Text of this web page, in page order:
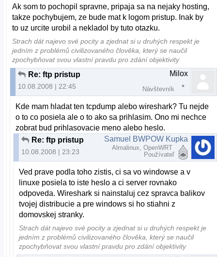
Ak som to pochopil spravne, pripaja sa na nejaky hosting,
takze pochybujem, ze bude mat k logom pristup. Inak by
to uz urcite urobil a nekladol by tuto otazku.
Strach dát najevo své pocity a zjednat si u druhých respekt je
jedním z problémů civilizovaného člověka, který se naučil
zpochybňovat svou vlastní pravdu pro zdání objektivity
Re: ftp pristup
10.08.2008 | 22:45
Milox
Návštevník
Kde mam hladat ten tcpdump alebo wireshark? Tu nejde
o to co posiela ale o to ako sa prihlasim. Ono mi nechce
zobrat bud prihlasovacie meno alebo heslo.
Re: ftp pristup
10.08.2008 | 23:23
Samuel BWPOW Kupka
Almalinux, OpenWRT
Používateľ
Ved prave podla toho zistis, ci sa vo windowse a v
linuxe posiela to iste heslo a ci server rovnako
odpoveda. Wireshark si nainstaluj cez spravca balikov
tvojej distribucie a pre windows si ho stiahni z
domovskej stranky.
Strach dát najevo své pocity a zjednat si u druhých respekt je
jedním z problémů civilizovaného člověka, který se naučil
zpochybňovat svou vlastní pravdu pro zdání objektivity